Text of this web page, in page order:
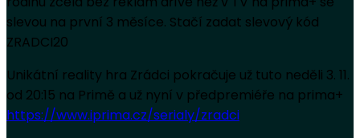
slevou na první 3 měsíce. Stačí zadat slevový kód
ZRADCI20
Unikátní reality hra Zrádci pokračuje už tuto neděli 3. 11.
od 20:15 na Primě a už nyní v předpremiéře na prima+
https://www.iprima.cz/serialy/zradci